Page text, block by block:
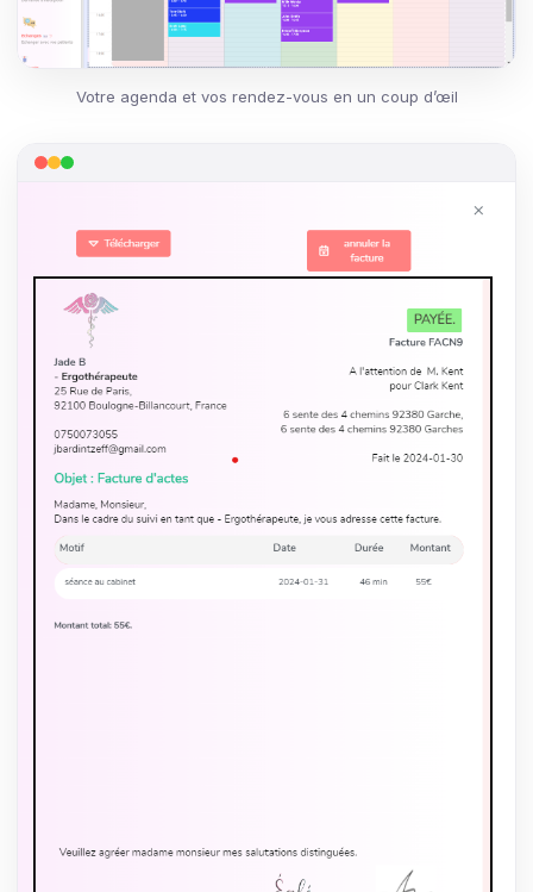
Votre agenda et vos rendez-vous en un coup d’œil